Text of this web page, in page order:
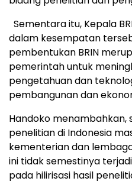
Sementara itu, Kepala
dalam kesempatan
pembentukan BRIN
pemerintah untuk
pengetahuan dan
pembangunan dan
Handoko menambahkan,
penelitian di Indonesia
kementerian dan
ini tidak semestinya
pada hilirisasi hasil